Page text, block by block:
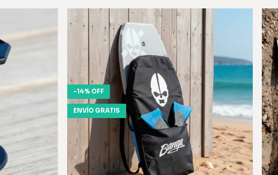
-14% OFF
ENVÍO GRATIS